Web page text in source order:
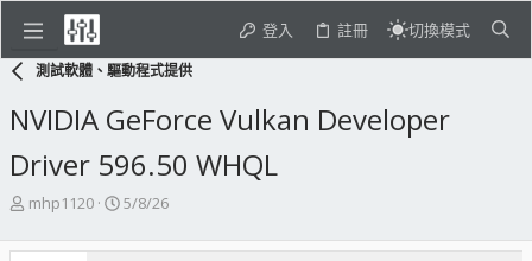
登入 註冊 切換模式
測試軟體、驅動程式提供
NVIDIA GeForce Vulkan Developer
Driver 596.50 WHQL
主
發
mhp1120
開
日
5/8/26